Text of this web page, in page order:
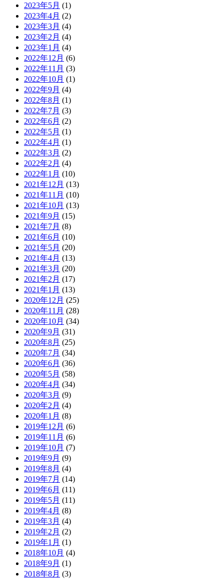
2023年5月 (1)
2023年4月 (2)
2023年3月 (4)
2023年2月 (4)
2023年1月 (4)
2022年12月 (6)
2022年11月 (3)
2022年10月 (1)
2022年9月 (4)
2022年8月 (1)
2022年7月 (3)
2022年6月 (2)
2022年5月 (1)
2022年4月 (1)
2022年3月 (2)
2022年2月 (4)
2022年1月 (10)
2021年12月 (13)
2021年11月 (10)
2021年10月 (13)
2021年9月 (15)
2021年7月 (8)
2021年6月 (10)
2021年5月 (20)
2021年4月 (13)
2021年3月 (20)
2021年2月 (17)
2021年1月 (13)
2020年12月 (25)
2020年11月 (28)
2020年10月 (34)
2020年9月 (31)
2020年8月 (25)
2020年7月 (34)
2020年6月 (36)
2020年5月 (58)
2020年4月 (34)
2020年3月 (9)
2020年2月 (4)
2020年1月 (8)
2019年12月 (6)
2019年11月 (6)
2019年10月 (7)
2019年9月 (9)
2019年8月 (4)
2019年7月 (14)
2019年6月 (11)
2019年5月 (11)
2019年4月 (8)
2019年3月 (4)
2019年2月 (2)
2019年1月 (1)
2018年10月 (4)
2018年9月 (1)
2018年8月 (3)